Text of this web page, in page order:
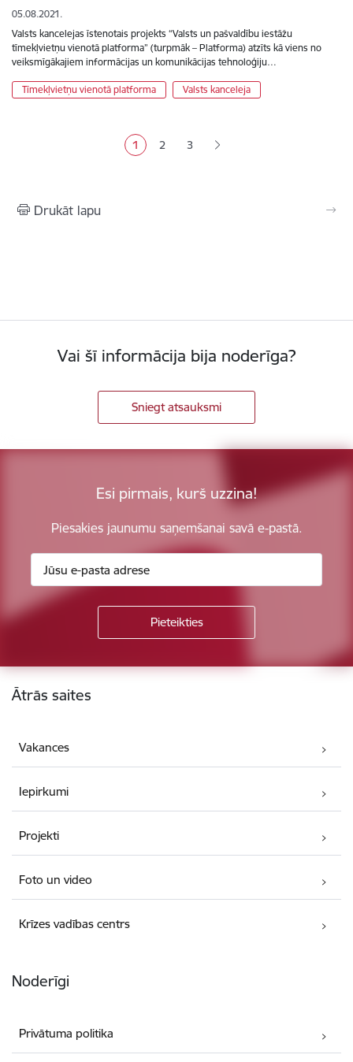
05.08.2021.
Valsts kancelejas īstenotais projekts “Valsts un pašvaldību iestāžu
tīmekļvietņu vienotā platforma” (turpmāk – Platforma) atzīts kā viens no
veiksmīgākajiem informācijas un komunikācijas tehnoloģiju…
Tīmekļvietņu vienotā platforma Valsts kanceleja
Pašreizējā lapa
1 Lapa
2 Lapa
3
Drukāt lapu
Vai šī informācija bija noderīga?
Sniegt atsauksmi
Esi pirmais, kurš uzzina!
Piesakies jaunumu saņemšanai savā e-pastā.
Kājene
Ātrās saites
Vakances
Iepirkumi
Projekti
Foto un video
Krīzes vadības centrs
Noderīgi
Privātuma politika